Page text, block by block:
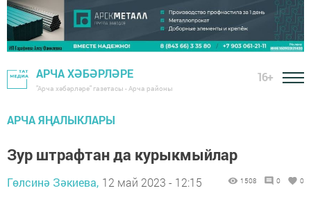
АРЧА ХӘБӘРЛӘРЕ
"Арча хәбәрләре" газетасы - Арча районы
16+
АРЧА ЯҢАЛЫКЛАРЫ
Зур штрафтан да курыкмыйлар
Гөлсинә Зәкиева, 12 май 2023 - 12:15 1508 0 0